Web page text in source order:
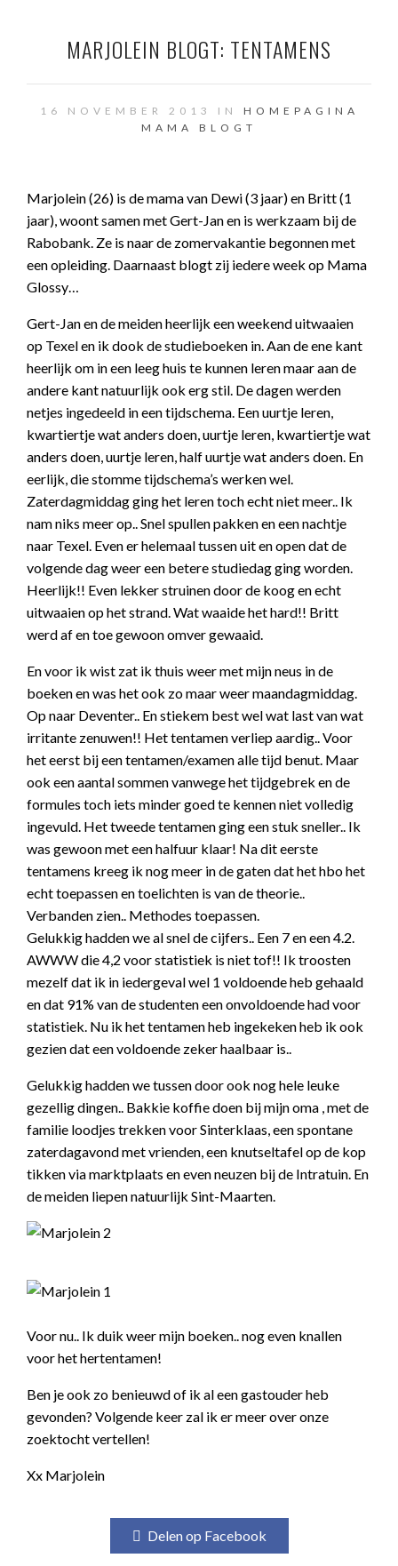
MARJOLEIN BLOGT: TENTAMENS
16 NOVEMBER 2013 IN HOMEPAGINA
MAMA BLOGT
Marjolein (26) is de mama van Dewi (3 jaar) en Britt (1
jaar), woont samen met Gert-Jan en is werkzaam bij de
Rabobank. Ze is naar de zomervakantie begonnen met
een opleiding. Daarnaast blogt zij iedere week op Mama
Glossy…
Gert-Jan en de meiden heerlijk een weekend uitwaaien
op Texel en ik dook de studieboeken in. Aan de ene kant
heerlijk om in een leeg huis te kunnen leren maar aan de
andere kant natuurlijk ook erg stil. De dagen werden
netjes ingedeeld in een tijdschema. Een uurtje leren,
kwartiertje wat anders doen, uurtje leren, kwartiertje wat
anders doen, uurtje leren, half uurtje wat anders doen. En
eerlijk, die stomme tijdschema’s werken wel.
Zaterdagmiddag ging het leren toch echt niet meer.. Ik
nam niks meer op.. Snel spullen pakken en een nachtje
naar Texel. Even er helemaal tussen uit en open dat de
volgende dag weer een betere studiedag ging worden.
Heerlijk!! Even lekker struinen door de koog en echt
uitwaaien op het strand. Wat waaide het hard!! Britt
werd af en toe gewoon omver gewaaid.
En voor ik wist zat ik thuis weer met mijn neus in de
boeken en was het ook zo maar weer maandagmiddag.
Op naar Deventer.. En stiekem best wel wat last van wat
irritante zenuwen!! Het tentamen verliep aardig.. Voor
het eerst bij een tentamen/examen alle tijd benut. Maar
ook een aantal sommen vanwege het tijdgebrek en de
formules toch iets minder goed te kennen niet volledig
ingevuld. Het tweede tentamen ging een stuk sneller.. Ik
was gewoon met een halfuur klaar! Na dit eerste
tentamens kreeg ik nog meer in de gaten dat het hbo het
echt toepassen en toelichten is van de theorie..
Verbanden zien.. Methodes toepassen.
Gelukkig hadden we al snel de cijfers.. Een 7 en een 4.2.
AWWW die 4,2 voor statistiek is niet tof!! Ik troosten
mezelf dat ik in iedergeval wel 1 voldoende heb gehaald
en dat 91% van de studenten een onvoldoende had voor
statistiek. Nu ik het tentamen heb ingekeken heb ik ook
gezien dat een voldoende zeker haalbaar is..
Gelukkig hadden we tussen door ook nog hele leuke
gezellig dingen.. Bakkie koffie doen bij mijn oma , met de
familie loodjes trekken voor Sinterklaas, een spontane
zaterdagavond met vrienden, een knutseltafel op de kop
tikken via marktplaats en even neuzen bij de Intratuin. En
de meiden liepen natuurlijk Sint-Maarten.
Voor nu.. Ik duik weer mijn boeken.. nog even knallen
voor het hertentamen!
Ben je ook zo benieuwd of ik al een gastouder heb
gevonden? Volgende keer zal ik er meer over onze
zoektocht vertellen!
Xx Marjolein
Delen op Facebook